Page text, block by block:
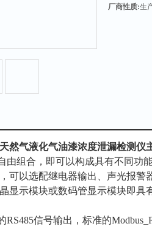
厂商性质:生
然气液化气油漆浓度泄漏检测仪
由组合，即可以构成具有不同功
可以选配继电器输出、声光报警
显示模块或数码管显示模块即
RS485信号输出，标准的